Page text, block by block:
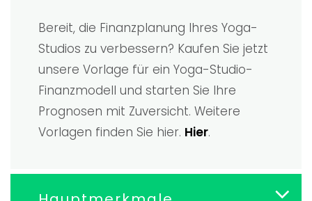
Bereit, die Finanzplanung Ihres Yoga-
Studios zu verbessern? Kaufen Sie jetzt
unsere Vorlage für ein Yoga-Studio-
Finanzmodell und starten Sie Ihre
Prognosen mit Zuversicht. Weitere
Vorlagen finden Sie hier. Hier.